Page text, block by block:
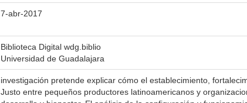
7-abr-2017
Biblioteca Digital wdg.biblio
Universidad de Guadalajara
investigación pretende explicar cómo el establecimiento,
Justo entre pequeños productores latinoamericanos y